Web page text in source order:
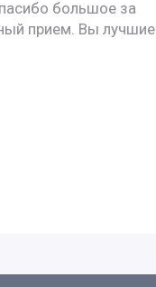
большое за
прием. Вы лучшие